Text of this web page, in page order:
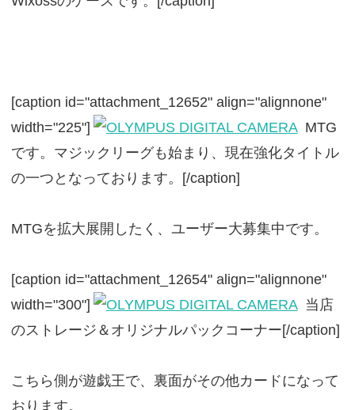
[caption id="attachment_12652" align="alignnone"
width="225"]
MTG
です。マジックリーグも始まり、現在強化タイトル
の一つとなっております。[/caption]
MTGを拡大展開したく、ユーザー大募集中です。
[caption id="attachment_12654" align="alignnone"
width="300"]
当店
のストレージ＆オリジナルパックコーナー[/caption]
こちら側が遊戯王で、裏面がその他カードになって
おります。